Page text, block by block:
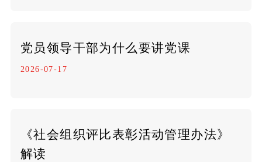
党员领导干部为什么要讲党课
2026-07-17
《社会组织评比表彰活动管理办法》
解读